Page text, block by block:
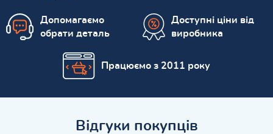
Допомагаємо
обрати деталь
Доступні ціни від
виробника
Працюємо з 2011 року
Відгуки покупців